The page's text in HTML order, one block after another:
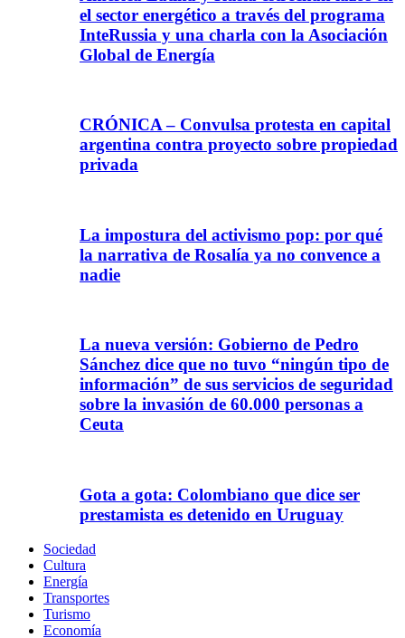
el sector energético a través del programa
InteRussia y una charla con la Asociación
Global de Energía
CRÓNICA – Convulsa protesta en capital
argentina contra proyecto sobre propiedad
privada
La impostura del activismo pop: por qué
la narrativa de Rosalía ya no convence a
nadie
La nueva versión: Gobierno de Pedro
Sánchez dice que no tuvo “ningún tipo de
información” de sus servicios de seguridad
sobre la invasión de 60.000 personas a
Ceuta
Gota a gota: Colombiano que dice ser
prestamista es detenido en Uruguay
Sociedad
Cultura
Energía
Transportes
Turismo
Economía